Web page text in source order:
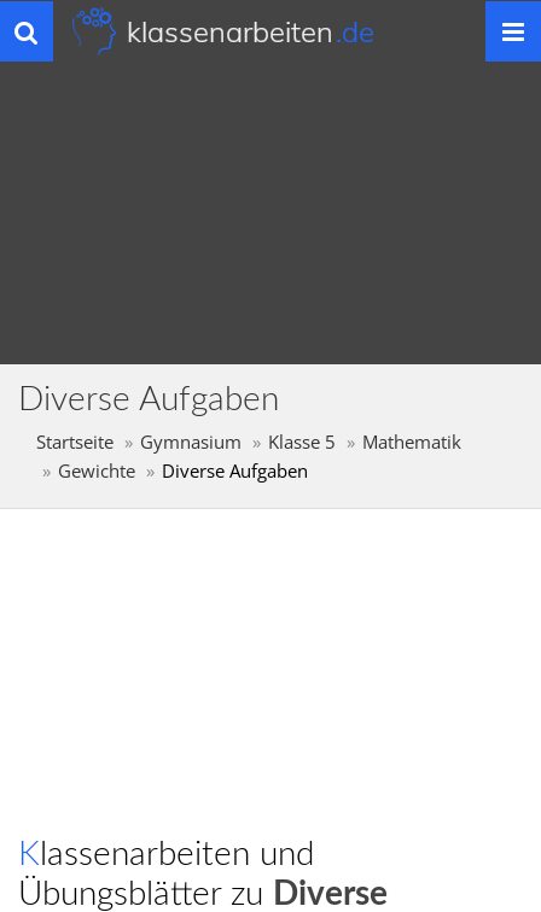
Toggle
navigation
klassenarbeiten.de
Diverse Aufgaben
Startseite Gymnasium Klasse 5
Mathematik
Gewichte
Diverse Aufgaben
Klassenarbeiten und
Übungsblätter zu Diverse